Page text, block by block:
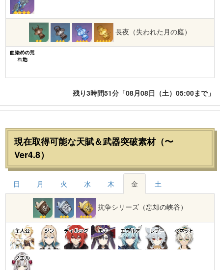
長夜（失われた月の庭）
血染めの荒
れ地
残り3時間51分「08月08日（土）05:00まで」
現在取得可能な天賦＆武器突破素材（〜
Ver4.8）
日 月 火 水 木 金 土
抗争シリーズ（忘却の峡谷）
主人公 ジン ディルック モナ エウルア レザー ベネット
ノエル